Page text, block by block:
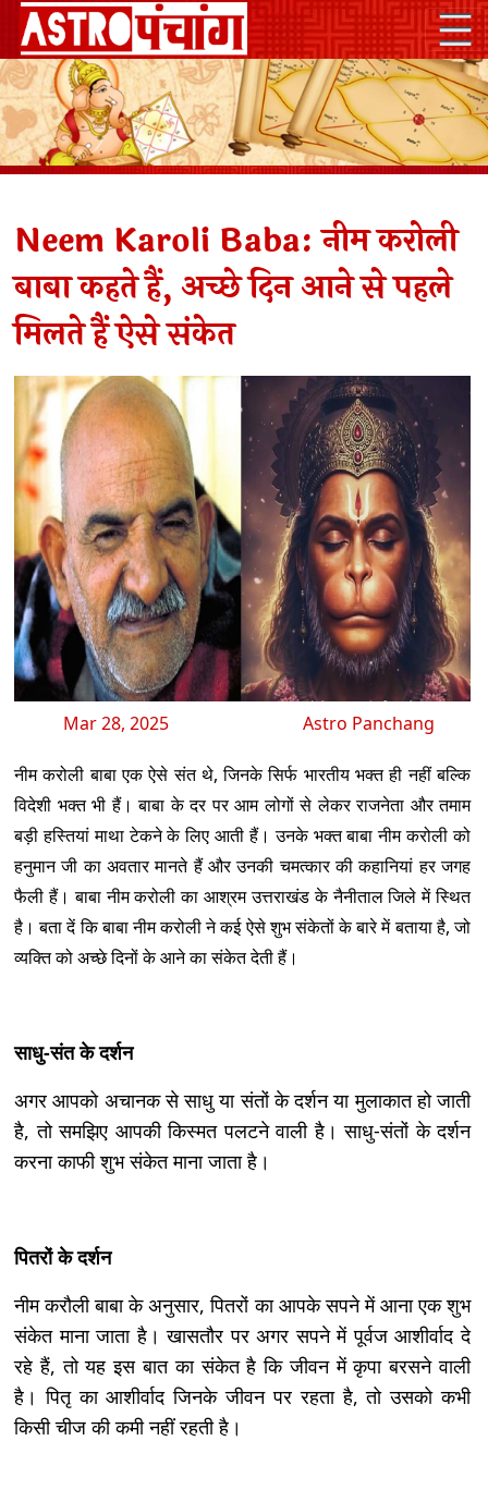
Neem Karoli Baba: नीम करोली
बाबा कहते हैं, अच्छे दिन आने से पहले
मिलते हैं ऐसे संकेत
Mar 28, 2025 Astro Panchang
नीम करोली बाबा एक ऐसे संत थे, जिनके सिर्फ भारतीय भक्त ही नहीं बल्कि
विदेशी भक्त भी हैं। बाबा के दर पर आम लोगों से लेकर राजनेता और तमाम
बड़ी हस्तियां माथा टेकने के लिए आती हैं। उनके भक्त बाबा नीम करोली को
हनुमान जी का अवतार मानते हैं और उनकी चमत्कार की कहानियां हर जगह
फैली हैं। बाबा नीम करोली का आश्रम उत्तराखंड के नैनीताल जिले में स्थित
है। बता दें कि बाबा नीम करोली ने कई ऐसे शुभ संकेतों के बारे में बताया है, जो
व्यक्ति को अच्छे दिनों के आने का संकेत देती हैं।
साधु-संत के दर्शन
अगर आपको अचानक से साधु या संतों के दर्शन या मुलाकात हो जाती
है, तो समझिए आपकी किस्मत पलटने वाली है। साधु-संतों के दर्शन
करना काफी शुभ संकेत माना जाता है।
पितरों के दर्शन
नीम करौली बाबा के अनुसार, पितरों का आपके सपने में आना एक शुभ
संकेत माना जाता है। खासतौर पर अगर सपने में पूर्वज आशीर्वाद दे
रहे हैं, तो यह इस बात का संकेत है कि जीवन में कृपा बरसने वाली
है। पितृ का आशीर्वाद जिनके जीवन पर रहता है, तो उसको कभी
किसी चीज की कमी नहीं रहती है।